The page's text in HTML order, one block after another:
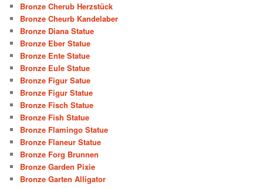
Bronze Cherub Herzstück
Bronze Cheurb Kandelaber
Bronze Diana Statue
Bronze Eber Statue
Bronze Ente Statue
Bronze Eule Statue
Bronze Figur Satue
Bronze Figur Statue
Bronze Fisch Statue
Bronze Fish Statue
Bronze Flamingo Statue
Bronze Flaneur Statue
Bronze Forg Brunnen
Bronze Garden Pixie
Bronze Garten Alligator